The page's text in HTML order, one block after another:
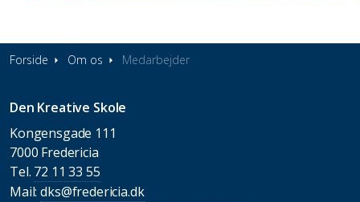
Forside Om os Medarbejder
Den Kreative Skole
Kongensgade 111
7000 Fredericia
Tel. 72 11 33 55
Mail:dks@fredericia.dk